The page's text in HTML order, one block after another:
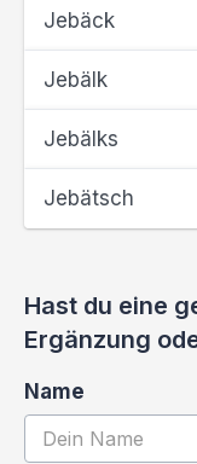
Jebäck
Jebälk
Jebälks
Jebätsch
Hast du eine
Ergänzung
Name